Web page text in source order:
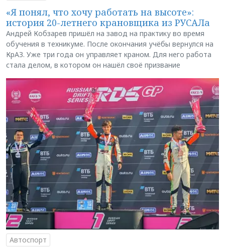
«Я понял, что хочу работать на высоте»:
история 20-летнего крановщика из РУСАЛа
Андрей Кобзарев пришёл на завод на практику во время
обучения в техникуме. После окончания учёбы вернулся на
КрАЗ. Уже три года он управляет краном. Для него работа
стала делом, в котором он нашёл своё призвание
Автоспорт